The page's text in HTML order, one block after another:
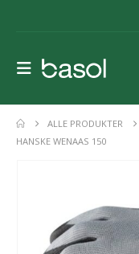
ALLE PRODUKTER
HANSKE WENAAS 150